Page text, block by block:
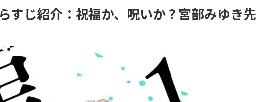
すじ紹介：祝福か、呪いか？宮部みゆき先